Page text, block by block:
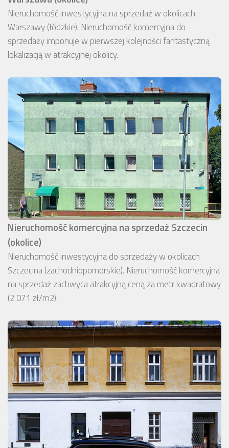
Nieruchomość inwestycyjna na sprzedaż w okolicach
Warszawy (łódzkie). Nieruchomość komercyjna do
sprzedaży imponuje w pierwszej kolejności fantastyczną
lokalizacją w atrakcyjnej okolicy.
Nieruchomość komercyjna na sprzedaż Szczecin
(okolice)
Nieruchomość inwestycyjna do sprzedaży w okolicach
Szczecina (zachodniopomorskie). Nieruchomość komercyjna
na sprzedaż zachwyca atrakcyjną ceną za metr kwadratowy
(2 071 zł/m2).